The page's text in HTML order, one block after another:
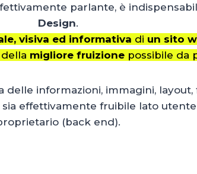
parlante, è
Design.
visiva ed informativa di un sito
migliore fruizione possibile da
delle informazioni, immagini,
effettivamente fruibile lato
(back end).